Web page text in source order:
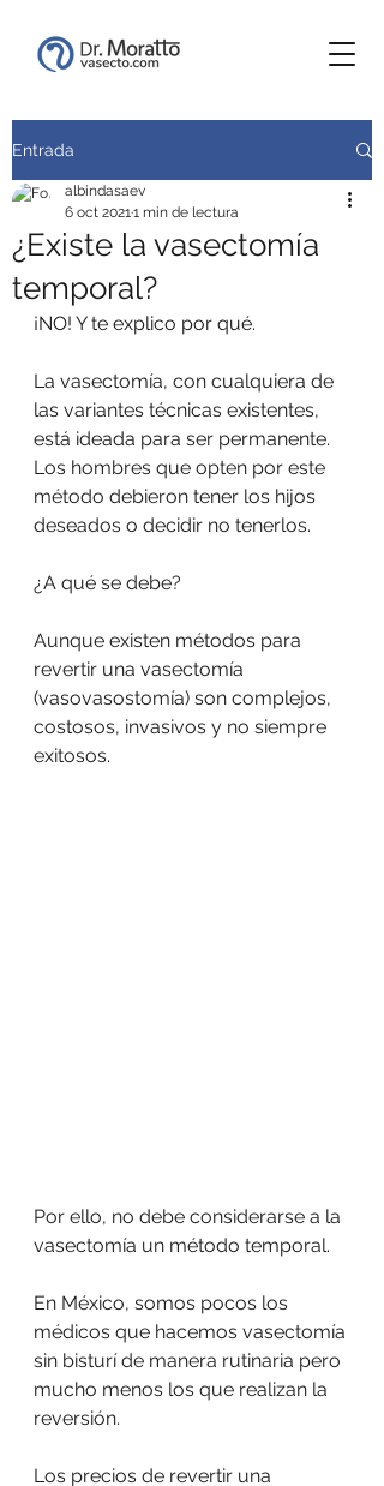
Entrada
¿Existe la vasectomía
temporal?
albindasaev
6 oct 20211 min de lectura
¡NO! Y te explico por qué.
La vasectomía, con cualquiera de
las variantes técnicas existentes,
está ideada para ser permanente.
Los hombres que opten por este
método debieron tener los hijos
deseados o decidir no tenerlos.
¿A qué se debe?
Aunque existen métodos para
revertir una vasectomía
(vasovasostomía) son complejos,
costosos, invasivos y no siempre
exitosos.
Por ello, no debe considerarse a la
vasectomía un método temporal.
En México, somos pocos los
médicos que hacemos vasectomía
sin bisturí de manera rutinaria pero
mucho menos los que realizan la
reversión.
Los precios de revertir una